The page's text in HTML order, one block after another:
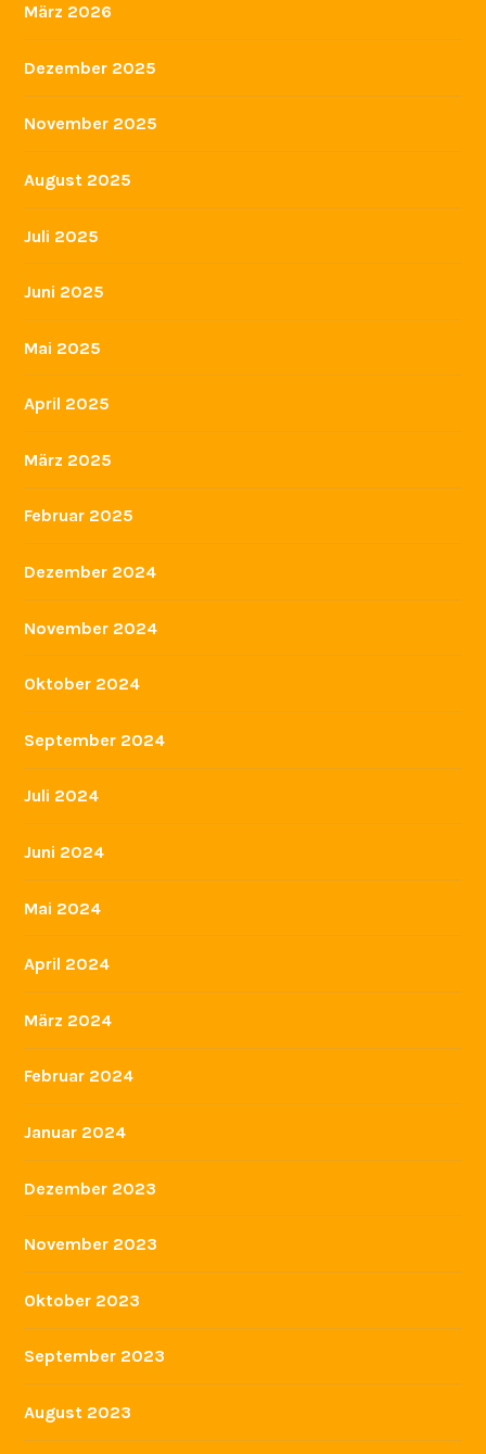
März 2026
Dezember 2025
November 2025
August 2025
Juli 2025
Juni 2025
Mai 2025
April 2025
März 2025
Februar 2025
Dezember 2024
November 2024
Oktober 2024
September 2024
Juli 2024
Juni 2024
Mai 2024
April 2024
März 2024
Februar 2024
Januar 2024
Dezember 2023
November 2023
Oktober 2023
September 2023
August 2023